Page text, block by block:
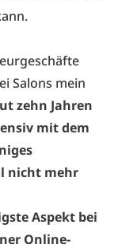
Salons mein
zehn Jahren
mit dem
nicht mehr
Aspekt bei
Online-